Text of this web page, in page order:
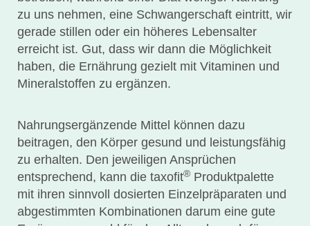
zu uns nehmen, eine Schwangerschaft eintritt, wir
gerade stillen oder ein höheres Lebensalter
erreicht ist. Gut, dass wir dann die Möglichkeit
haben, die Ernährung gezielt mit Vitaminen und
Mineralstoffen zu ergänzen.
Nahrungsergänzende Mittel können dazu
beitragen, den Körper gesund und leistungsfähig
zu erhalten. Den jeweiligen Ansprüchen
entsprechend, kann die taxofit® Produktpalette
mit ihren sinnvoll dosierten Einzelpräparaten und
abgestimmten Kombinationen darum eine gute